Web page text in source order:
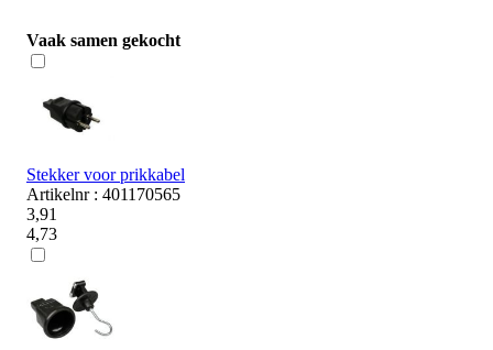
Vaak samen gekocht
Stekker voor prikkabel
Artikelnr : 401170565
3,91
4,73